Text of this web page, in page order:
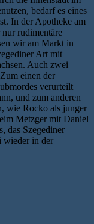
bedarf es eines
In der Apotheke am
rudimentäre
wir am Markt in
Art mit
Auch zwei
einen der
verurteilt
und zum anderen
wie Rocko als junger
Metzger mit Daniel
das Szegediner
wieder in der